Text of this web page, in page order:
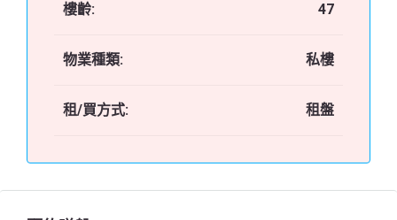
樓齡: 47
物業種類: 私樓
租/買方式: 租盤